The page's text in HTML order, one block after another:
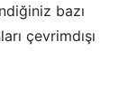
bazı
çevrimdışı